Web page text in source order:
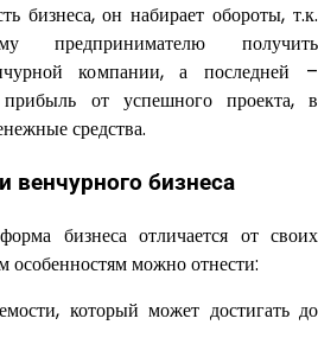
бизнеса, он набирает обороты, т.к.
предпринимателю получить
компании, а последней –
прибыль от успешного проекта, в
средства.
венчурного бизнеса
бизнеса отличается от своих
особенностям можно отнести:
который может достигать до